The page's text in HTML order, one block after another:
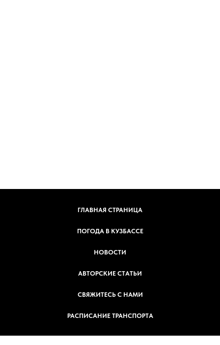
ГЛАВНАЯ СТРАНИЦА
ПОГОДА В КУЗБАССЕ
НОВОСТИ
АВТОРСКИЕ СТАТЬИ
СВЯЖИТЕСЬ С НАМИ
РАСПИСАНИЕ ТРАНСПОРТА